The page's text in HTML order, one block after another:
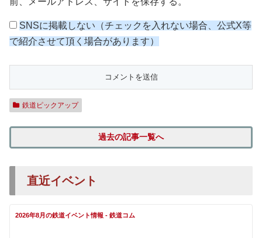
SNSに掲載しない（チェックを入れない場合、公式X等
で紹介させて頂く場合があります）
鉄道ピックアップ
過去の記事一覧へ
直近イベント
2026年8月の鉄道イベント情報 - 鉄道コム